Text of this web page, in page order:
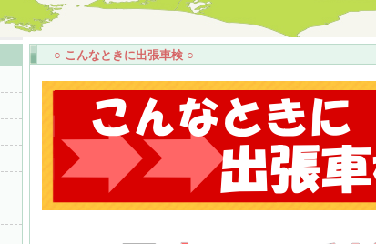
○ こんなときに出張車検 ○